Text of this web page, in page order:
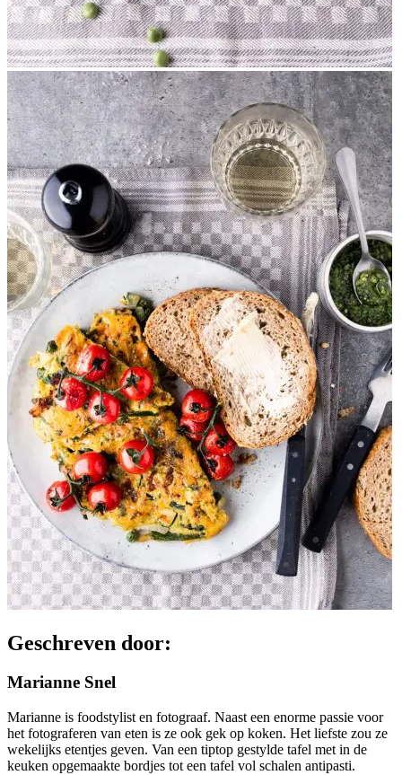
Geschreven door:
Marianne Snel
Marianne is foodstylist en fotograaf. Naast een enorme passie voor
het fotograferen van eten is ze ook gek op koken. Het liefste zou ze
wekelijks etentjes geven. Van een tiptop gestylde tafel met in de
keuken opgemaakte bordjes tot een tafel vol schalen antipasti.